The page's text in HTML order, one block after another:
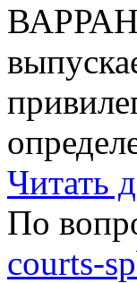
Читать
По
courts-